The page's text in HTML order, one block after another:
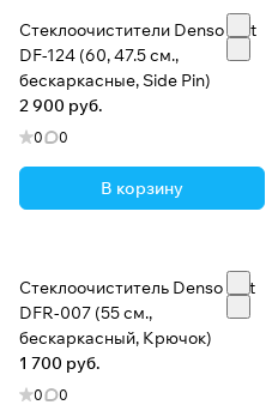
Стеклоочистители Denso Flat
DF-124 (60, 47.5 см.,
бескаркасные, Side Pin)
2 900 руб.
0 0
В корзину
Стеклоочиститель Denso Flat
DFR-007 (55 см.,
бескаркасный, Крючок)
1 700 руб.
0 0